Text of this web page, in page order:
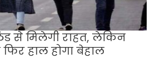
से मिलेगी राहत, लेकिन
हाल होगा बेहाल